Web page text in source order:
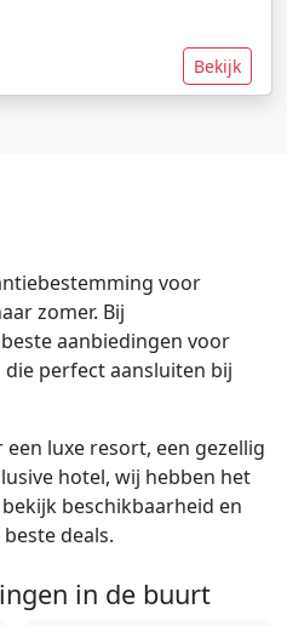
Bekijk
voor
zomer. Bij
aanbiedingen voor
perfect aansluiten bij
luxe resort, een gezellig
hotel, wij hebben het
beschikbaarheid en
deals.
in de buurt